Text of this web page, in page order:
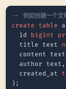
-- 例如创建一个文
create table
  id
bigint
  title text
content
  author text,
  created_at